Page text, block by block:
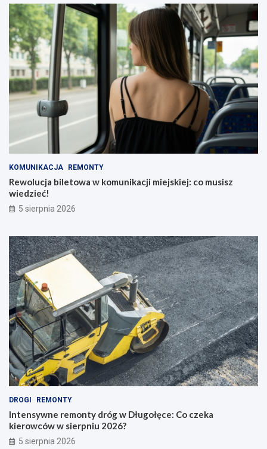
KOMUNIKACJA REMONTY
Rewolucja biletowa w komunikacji miejskiej: co musisz
wiedzieć!
5 sierpnia 2026
DROGI REMONTY
Intensywne remonty dróg w Długołęce: Co czeka
kierowców w sierpniu 2026?
5 sierpnia 2026